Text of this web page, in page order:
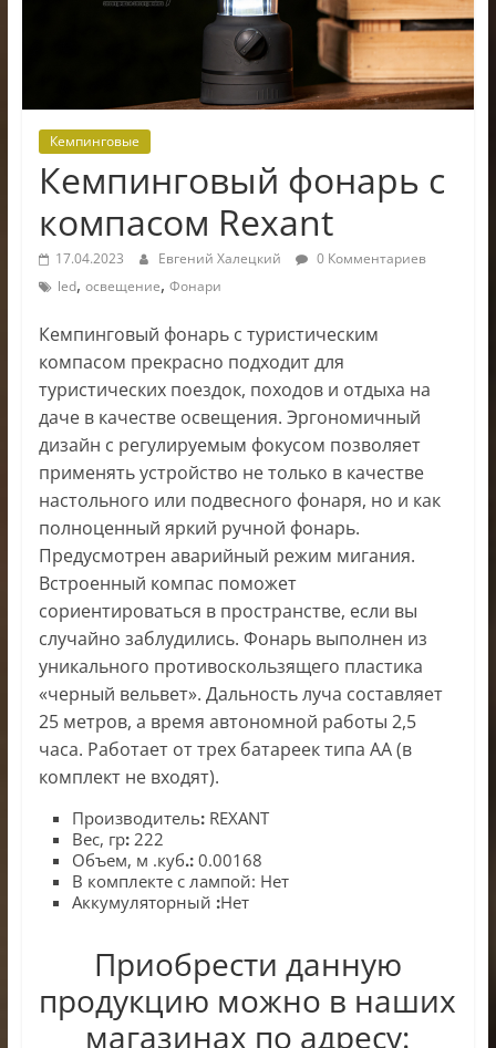
Кемпинговые
Кемпинговый фонарь с
компасом Rexant
17.04.2023 Евгений Халецкий
0 Комментариев
led, освещение, Фонари
Кемпинговый фонарь с туристическим
компасом прекрасно подходит для
туристических поездок, походов и отдыха на
даче в качестве освещения. Эргономичный
дизайн с регулируемым фокусом позволяет
применять устройство не только в качестве
настольного или подвесного фонаря, но и как
полноценный яркий ручной фонарь.
Предусмотрен аварийный режим мигания.
Встроенный компас поможет
сориентироваться в пространстве, если вы
случайно заблудились. Фонарь выполнен из
уникального противоскользящего пластика
«черный вельвет». Дальность луча составляет
25 метров, а время автономной работы 2,5
часа. Работает от трех батареек типа АА (в
комплект не входят).
Производитель:REXANT
Вес, гр:222
Объем, м .куб.:0.00168
В комплекте с лампой: Нет
Аккумуляторный :Нет
Приобрести данную
продукцию можно в наших
магазинах по адресу: